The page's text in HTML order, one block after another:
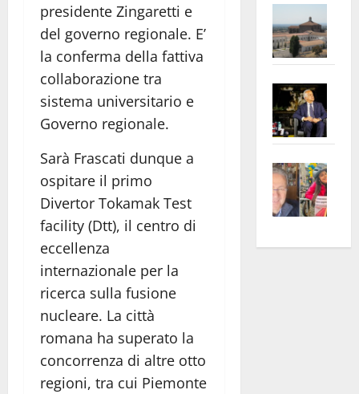
presidente Zingaretti e
del governo regionale. E’
la conferma della fattiva
collaborazione tra
sistema universitario e
Governo regionale.
Sarà Frascati dunque a
ospitare il primo
Divertor Tokamak Test
facility (Dtt), il centro di
eccellenza
internazionale per la
ricerca sulla fusione
nucleare. La città
romana ha superato la
concorrenza di altre otto
regioni, tra cui Piemonte
euro
apre